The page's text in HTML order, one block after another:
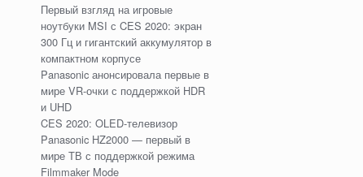
Первый взгляд на игровые
ноутбуки MSI с CES 2020: экран
300 Гц и гигантский аккумулятор в
компактном корпусе
Panasonic анонсировала первые в
мире VR-очки с поддержкой HDR
и UHD
CES 2020: OLED-телевизор
Panasonic HZ2000 — первый в
мире ТВ с поддержкой режима
Filmmaker Mode